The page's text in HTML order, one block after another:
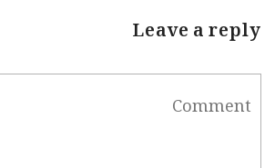
Leave a reply